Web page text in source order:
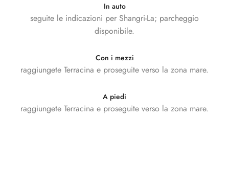
In auto
seguite le indicazioni per Shangri-La; parcheggio
disponibile.
Con i mezzi
raggiungete Terracina e proseguite verso la zona mare.
A piedi
raggiungete Terracina e proseguite verso la zona mare.